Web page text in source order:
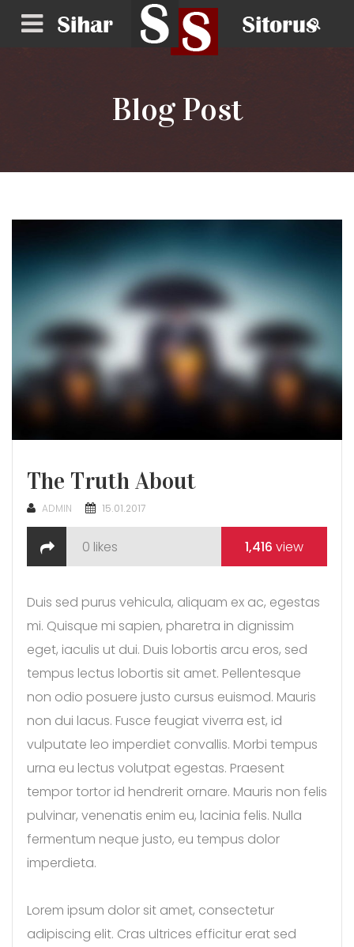
Blog Post
The Truth About
ADMIN
POSTED
15.01.2017
0 likes 1,416 view
Duis sed purus vehicula, aliquam ex ac, egestas
mi. Quisque mi sapien, pharetra in dignissim
eget, iaculis ut dui. Duis lobortis arcu eros, sed
tempus lectus lobortis sit amet. Pellentesque
non odio posuere justo cursus euismod. Mauris
non dui lacus. Fusce feugiat viverra est, id
vulputate leo imperdiet convallis. Morbi tempus
urna eu lectus volutpat egestas. Praesent
tempor tortor id hendrerit ornare. Mauris non felis
pulvinar, venenatis enim eu, lacinia felis. Nulla
fermentum neque justo, eu tempus dolor
imperdieta.
Lorem ipsum dolor sit amet, consectetur
adipiscing elit. Cras ultrices efficitur erat sed